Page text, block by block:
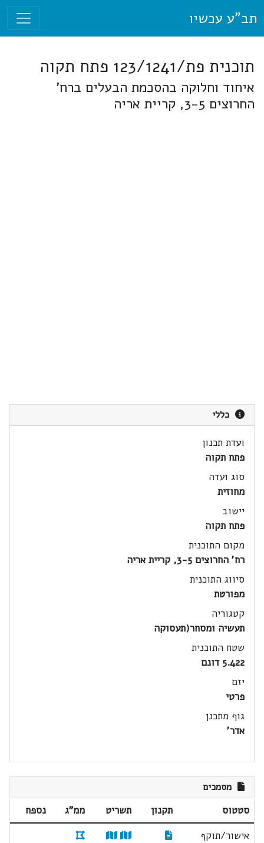
תב"ע עכשיו
תוכנית פת/123/1241 פתח תקוה
איחוד וחלוקה בהסכמת הבעלים ברח'
החרוצים 3-5, קריית אריה
כללי
ועדת תכנון
פתח תקוה
סוג ועדה
מחוזית
יישוב
פתח תקוה
מקום התוכנית
רח' החרוצים 3-5, קריית אריה
סיווג התוכנית
מפורטת
קטגוריה
תעשיה ומסחר(תעסוקה
שטח התוכנית
5.422 דונם
יזם
פרטי
גוף מתכנן
אדר'
מסמכים
סטטוס תקנון תשריט ממ"ג
נספח
אישור/תוקף